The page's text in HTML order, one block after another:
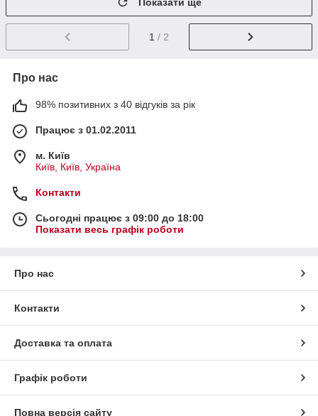
1 / 2
Про нас
98% позитивних з 40 відгуків за рік
Працює з 01.02.2011
м. Київ
Київ, Київ, Україна
Контакти
Сьогодні працює з 09:00 до 18:00
Показати весь графік роботи
Про нас
Контакти
Доставка та оплата
Графік роботи
Повна версія сайту